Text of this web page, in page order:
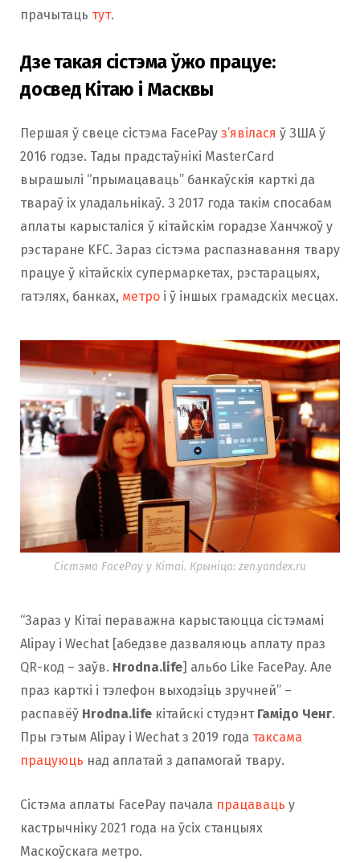
прачытаць тут.
Дзе такая сістэма ўжо працуе:
досвед Кітаю і Масквы
Першая ў свеце сістэма FacePay з’явілася ў ЗША ў
2016 годзе. Тады прадстаўнікі MasterCard
вырашылі “прымацаваць” банкаўскія карткі да
твараў іх уладальнікаў. З 2017 года такім спосабам
аплаты карысталіся ў кітайскім горадзе Ханчжоў у
рэстаране KFC. Зараз сістэма распазнавання твару
працуе ў кітайскіх супермаркетах, рэстарацыях,
гатэлях, банках, метро і ў іншых грамадскіх месцах.
Сістэма FacePay у Кітаі. Крыніца: zen.yandex.ru
“Зараз у Кітаі пераважна карыстаюцца сістэмамі
Alipay і Wechat [абедзве дазваляюць аплату праз
QR-код – заўв. Hrodna.life] альбо Like FacePay. Але
праз карткі і тэлефон выходзіць зручней” –
распавёў Hrodna.life кітайскі студэнтГамідо Ченг.
Пры гэтым Alipay і Wechat з 2019 года таксама
працуюць над аплатай з дапамогай твару.
Сістэма аплаты FacePay пачала працаваць у
кастрычніку 2021 года на ўсіх станцыях
Маскоўскага метро.